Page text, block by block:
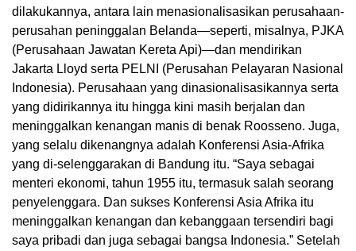
dilakukannya, antara lain menasionalisasikan perusahaan-
perusahan peninggalan Belanda—seperti, misalnya, PJKA
(Perusahaan Jawatan Kereta Api)—dan mendirikan
Jakarta Lloyd serta PELNI (Perusahan Pelayaran Nasional
Indonesia). Perusahaan yang dinasionalisasikannya serta
yang didirikannya itu hingga kini masih berjalan dan
meninggalkan kenangan manis di benak Roosseno. Juga,
yang selalu dikenangnya adalah Konferensi Asia-Afrika
yang di-selenggarakan di Bandung itu. “Saya sebagai
menteri ekonomi, tahun 1955 itu, termasuk salah seorang
penyelenggara. Dan sukses Konferensi Asia Afrika itu
meninggalkan kenangan dan kebanggaan tersendiri bagi
saya pribadi dan juga sebagai bangsa Indonesia.” Setelah